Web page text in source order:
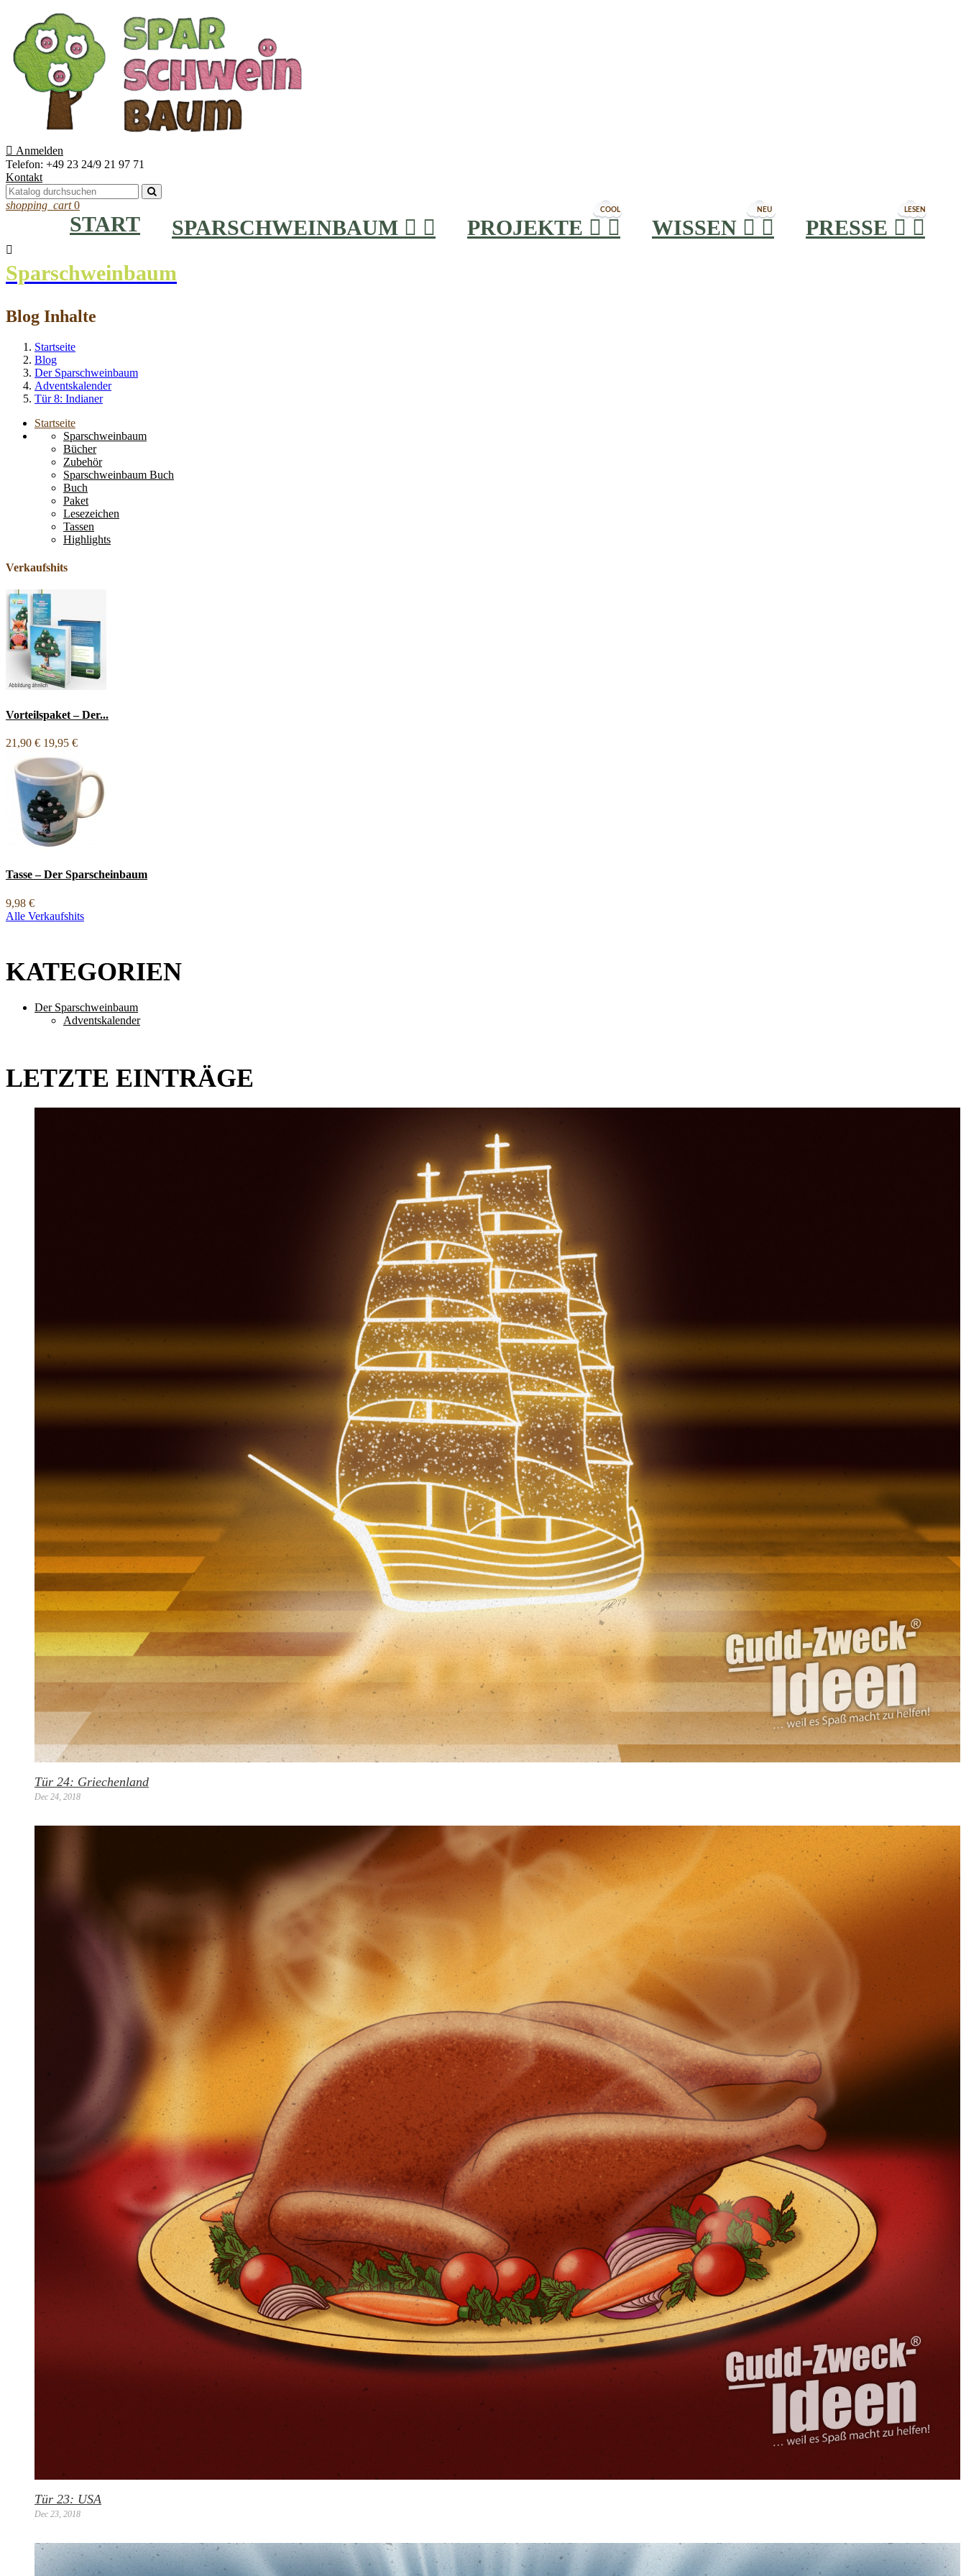
 Anmelden
Telefon: +49 23 24/9 21 97 71
Kontakt
shopping_cart 0
START SPARSCHWEINBAUM   PROJEKTE
COOL
  WISSEN
NEU
  PRESSE
LESEN
 

Sparschweinbaum
Blog Inhalte
Startseite
Blog
Der Sparschweinbaum
Adventskalender
Tür 8: Indianer
Startseite
Sparschweinbaum
Bücher
Zubehör
Sparschweinbaum Buch
Buch
Paket
Lesezeichen
Tassen
Highlights
Verkaufshits
Vorteilspaket – Der...
21,90 € 19,95 €
Tasse – Der Sparscheinbaum
9,98 €
Alle Verkaufshits
KATEGORIEN
Der Sparschweinbaum
Adventskalender
LETZTE EINTRÄGE
Tür 24: Griechenland
Dec 24, 2018
Tür 23: USA
Dec 23, 2018